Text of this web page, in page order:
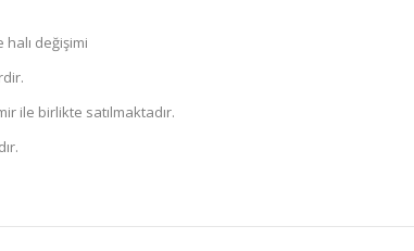
değişimi
ile birlikte satılmaktadır.